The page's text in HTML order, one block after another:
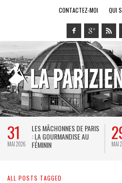
CONTACTEZ-MOI QUI
31
MAI 2026
LES MÂCHONNES DE PARIS
: LA GOURMANDISE AU
FÉMININ
MAI
ALL POSTS TAGGED